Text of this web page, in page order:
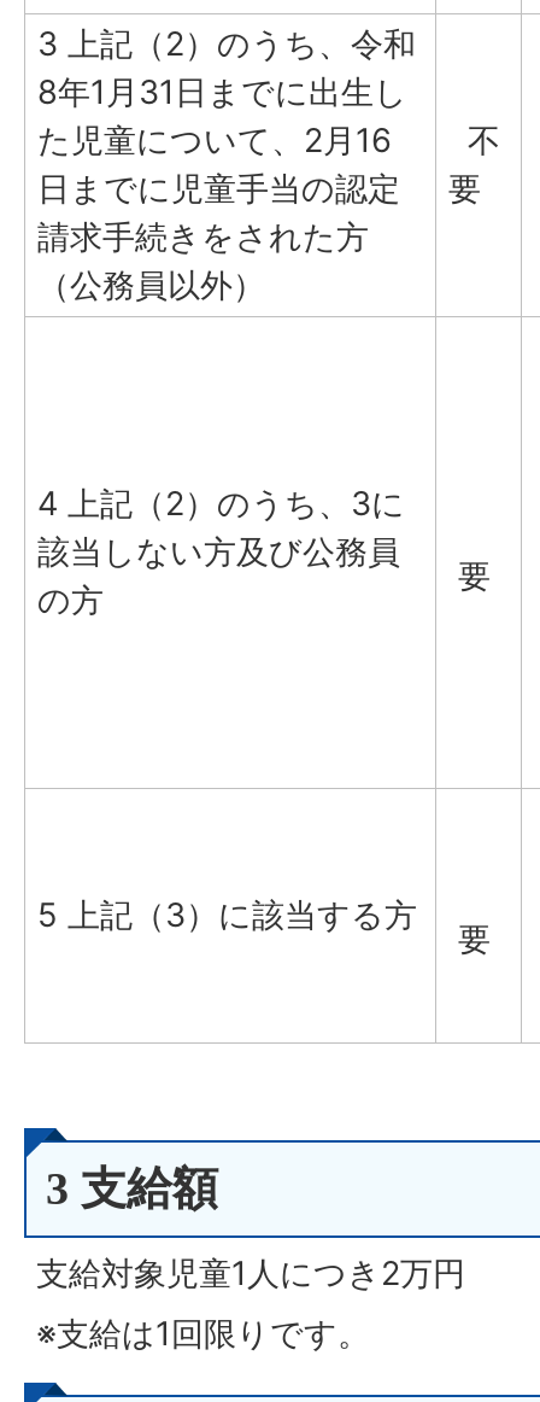
3 上記（2）のうち、令和
8年1月31日までに出生し
た児童について、2月16
日までに児童手当の認定
請求手続きをされた方
（公務員以外）
不
要
4 上記（2）のうち、3に
該当しない方及び公務員
の方
要
5 上記（3）に該当する方
要
3 支給額
支給対象児童1人につき2万円
※支給は1回限りです。